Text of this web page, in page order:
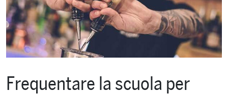
Frequentare la scuola per